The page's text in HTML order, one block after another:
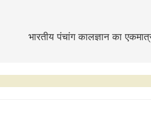
भारतीय पंचांग कालज्ञान का